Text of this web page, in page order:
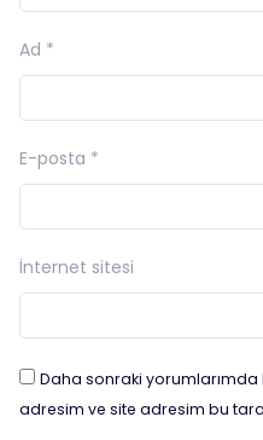
Ad *
E-posta *
İnternet sitesi
Daha sonraki yorumlarımda
adresim ve site adresim bu